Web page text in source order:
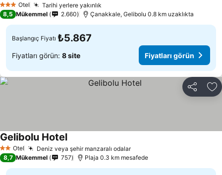
3 YıldızOtel Tarihi yerlere yakınlık
8,5 Mükemmel 2.660 Çanakkale, Gelibolu 0.8 km uzaklıkta
Başlangıç Fiyatı ₺5.867
Fiyatları görün: 8 site Fiyatları görün
Paylaş
2 Yıldız
Otel Deniz veya şehir manzaralı odalar
Gelibolu Hotel
8,7 Mükemmel 757 Plaja 0.3 km mesafede